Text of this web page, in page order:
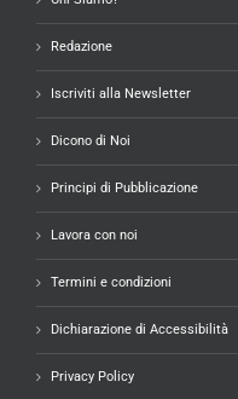
Redazione
Iscriviti alla Newsletter
Dicono di Noi
Principi di Pubblicazione
Lavora con noi
Termini e condizioni
Dichiarazione di Accessibilità
Privacy Policy